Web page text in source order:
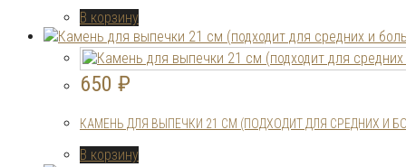
В корзину
650 ₽
КАМЕНЬ ДЛЯ ВЫПЕЧКИ 21 СМ (ПОДХОДИТ ДЛЯ СРЕДНИХ И
В корзину